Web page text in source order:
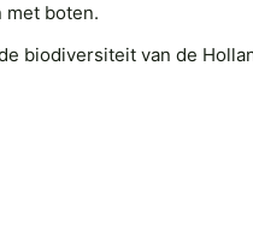
met boten.
biodiversiteit van de